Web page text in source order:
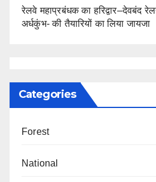
रेलवे महाप्रबंधक का हरिद्वार–देवबंद
अर्धकुंभ- की तैयारियों का लिया जायजा
Categories
Forest
National